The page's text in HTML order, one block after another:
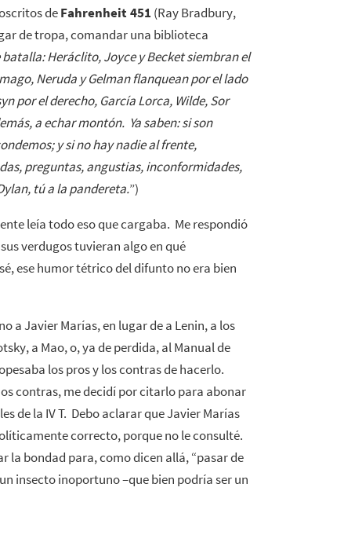
deFahrenheit 451 (Ray Bradbury,
de tropa, comandar una biblioteca
batalla: Heráclito, Joyce y Becket siembran el
Neruda y Gelman flanquean por el lado
por el derecho, García Lorca, Wilde, Sor
a echar montón. Ya saben: si son
y si no hay nadie al frente,
preguntas, angustias, inconformidades,
tú a la pandereta.”)
leía todo eso que cargaba. Me respondió
verdugos tuvieran algo en qué
ese humor tétrico del difunto no era bien
a Javier Marías, en lugar de a Lenin, a los
a Mao, o, ya de perdida, al Manual de
los pros y los contras de hacerlo.
contras, me decidí por citarlo para abonar
de la IV T. Debo aclarar que Javier Marías
correcto, porque no le consulté.
la bondad para, como dicen allá, “pasar de
insecto inoportuno –que bien podría ser un